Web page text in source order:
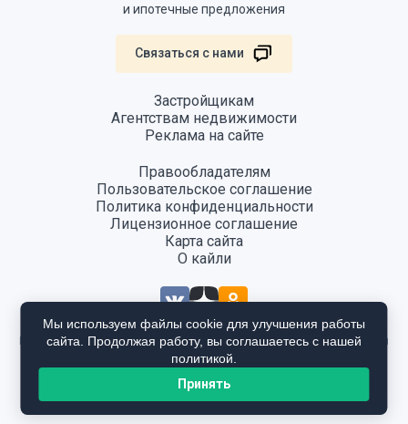
и ипотечные предложения
Связаться с нами
Застройщикам
Агентствам недвижимости
Реклама на сайте
Правообладателям
Пользовательское соглашение
Политика конфиденциальности
Лицензионное соглашение
Карта сайта
О кайли
Информация, размещенная на сайте, не является публичной офертой
и предоставляется в ознакомительных целях. Для получения
подробной информации общайтесь в отдел продаж застройщика.
Мы используем файлы cookie для улучшения работы
сайта. Продолжая работу, вы соглашаетесь с нашей
политикой.
Принять